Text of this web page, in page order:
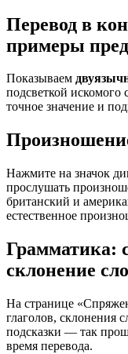
Перевод в
примеры
Показываем
подсветкой
точное значение и
Нажмите на значок
прослушать
британский и
естественное
Грамматика:
склонение
На странице
глаголов, склонения
подсказки — так
время перевода.